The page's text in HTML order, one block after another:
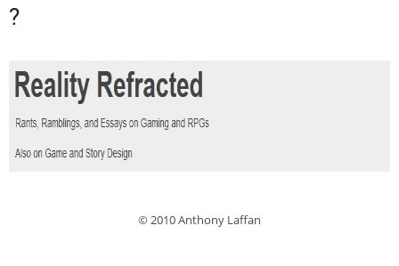
?
© 2010 Anthony Laffan